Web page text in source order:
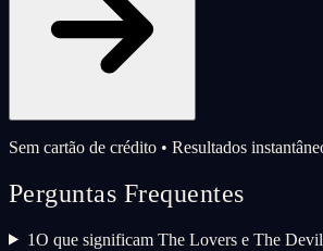
Sem cartão de crédito • Resultados
Perguntas Frequentes
1O que significam The Lovers e The